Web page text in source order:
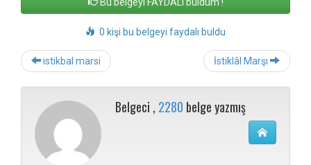
0 kişi bu belgeyi faydalı buldu
istikbal marsi İstiklâl Marşı
Belgeci , 2280 belge yazmış